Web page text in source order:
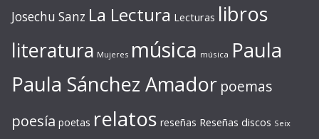
Josechu Sanz La Lectura Lecturas libros
literatura Mujeres música música Paula
Paula Sánchez Amador poemas
poesía poetas relatos reseñas Reseñas discos Seix